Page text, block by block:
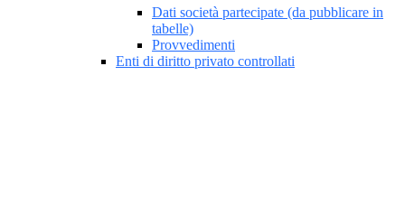
Dati società partecipate (da pubblicare in
tabelle)
Provvedimenti
Enti di diritto privato controllati